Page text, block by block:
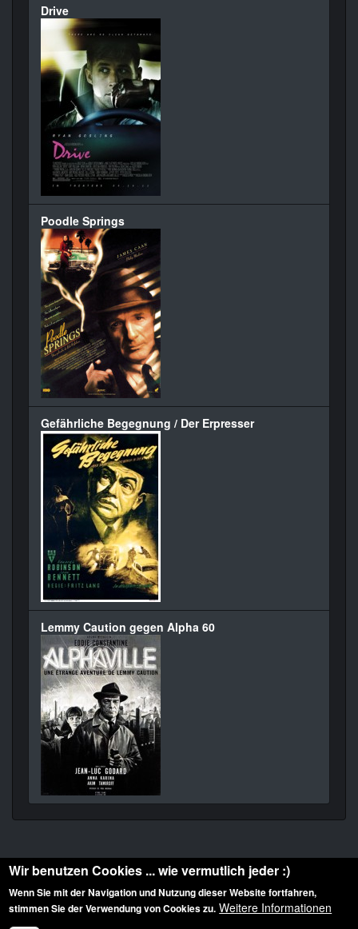
Drive
Poodle Springs
Gefährliche Begegnung / Der Erpresser
Lemmy Caution gegen Alpha 60
Diese Website ist urheberrechtlich geschützt: © 2010-2026 der Film Noir de. Alle
Rechte vorbehalten.
Wir benutzen Cookies ... wie vermutlich jeder :)
Wenn Sie mit der Navigation und Nutzung dieser Website fortfahren,
stimmen Sie der Verwendung von Cookies zu. Weitere Informationen